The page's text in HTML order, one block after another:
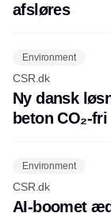
afsløres
Environment
CSR.dk
Ny dansk
beton CO₂-fri
Environment
CSR.dk
AI-boomet